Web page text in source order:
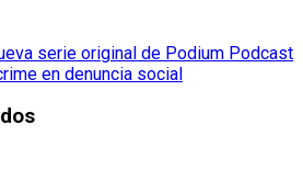
serie original de Podium Podcast
en denuncia social